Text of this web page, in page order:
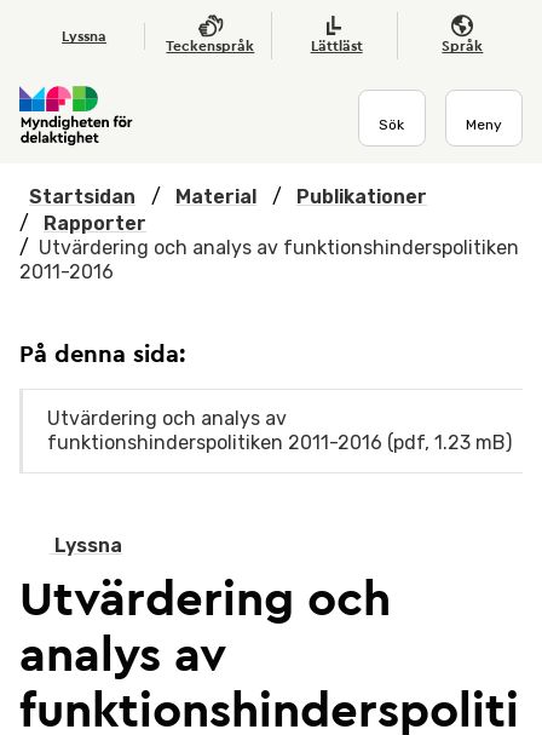
Hoppa till huvudmenyn
Lyssna
Teckenspråk Lättläst Språk
Sök Meny
Startsidan / Material /
Publikationer
/
Rapporter
/ Utvärdering och analys av funktionshinderspolitiken
2011-2016
Lyssna
Utvärdering och
analys av
funktionshinderspoliti
På denna sida:
Utvärdering och analys av
funktionshinderspolitiken 2011-2016 (pdf, 1.23 mB)